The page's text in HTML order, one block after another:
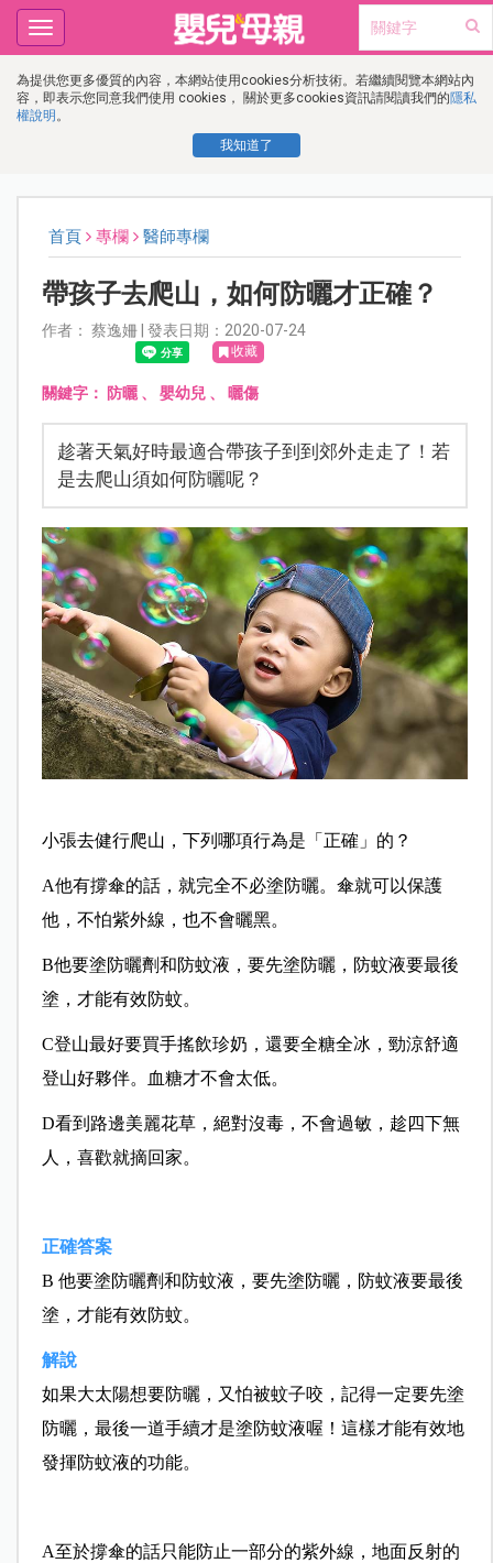
為提供您更多優質的內容，本網站使用cookies分析技術。若繼續閱覽本網站內
容，即表示您同意我們使用 cookies， 關於更多cookies資訊請閱讀我們的隱私
權說明 。
我知道了
Toggle
navigation
首頁 專欄 醫師專欄
帶孩子去爬山，如何防曬才正確？
作者： 蔡逸姍 | 發表日期：2020-07-24
收藏
關鍵字： 防曬、 嬰幼兒、 曬傷
趁著天氣好時最適合帶孩子到到郊外走走了！若
是去爬山須如何防曬呢？
小張去健行爬山，下列哪項行為是「正確」的？
A他有撐傘的話，就完全不必塗防曬。傘就可以保護
他，不怕紫外線，也不會曬黑。
B他要塗防曬劑和防蚊液，要先塗防曬，防蚊液要最後
塗，才能有效防蚊。
C登山最好要買手搖飲珍奶，還要全糖全冰，勁涼舒適
登山好夥伴。血糖才不會太低。
D看到路邊美麗花草，絕對沒毒，不會過敏，趁四下無
人，喜歡就摘回家。
正確答案
B 他要塗防曬劑和防蚊液，要先塗防曬，防蚊液要最後
塗，才能有效防蚊。
解說
如果大太陽想要防曬，又怕被蚊子咬，記得一定要先塗
防曬，最後一道手續才是塗防蚊液喔！這樣才能有效地
發揮防蚊液的功能。
A至於撐傘的話只能防止一部分的紫外線，地面反射的